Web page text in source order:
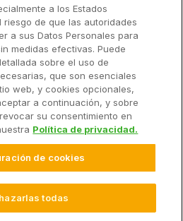
todos los derechos.
de Privacidad
de Cookies
a los Estados
riesgo de que las autoridades
a sus Datos Personales para
medidas efectivas. Puede
sobre el uso de
que son esenciales
web, y cookies opcionales,
a continuación, y sobre
su consentimiento en
Política de privacidad.
de cookies
todas